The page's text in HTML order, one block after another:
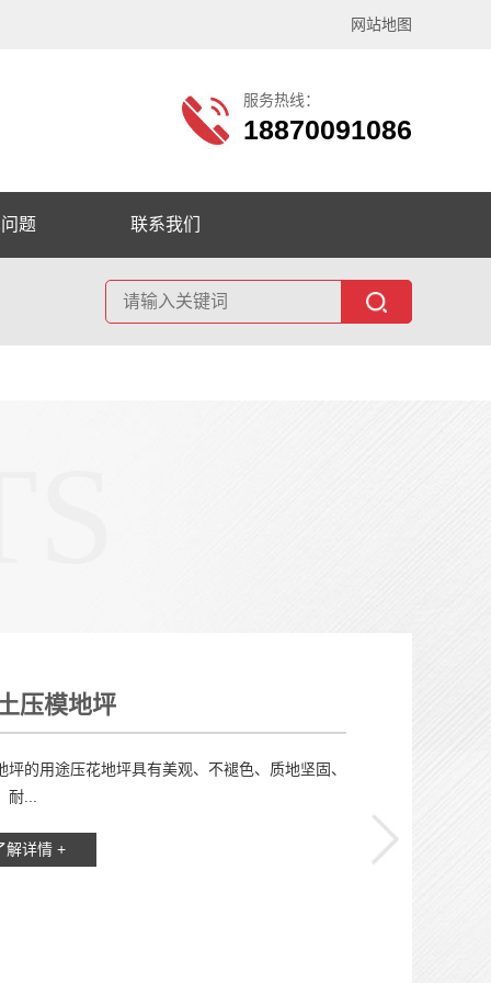
网站地图
服务热线：
18870091086
题 联系我们
压模地坪
的用途压花地坪具有美观、不褪色、质地坚固、
...
解详情 +